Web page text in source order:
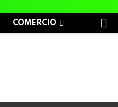
COMERCIO